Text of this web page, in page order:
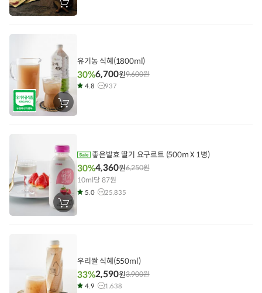
장
바
기
장
바
담
기
유기농 식혜(1800ml)
30%6,700원9,600원
4.8 937
장
바
좋은발효 딸기 요구르트 (500m X 1병)
30%4,360원6,250원
10ml당 87원
5.0 25,835
우리쌀 식혜(550ml)
33%2,590원3,900원
4.9 1,638